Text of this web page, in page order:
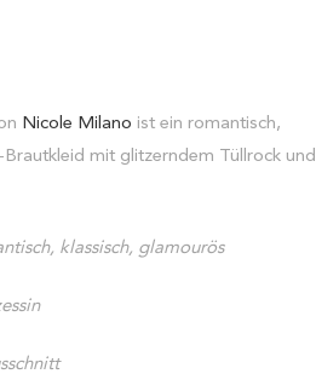
Nicole Milano ist ein romantisch,
mit glitzerndem Tüllrock und
klassisch, glamourös